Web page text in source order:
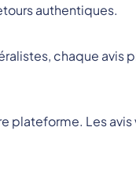
authentiques.
chaque avis
plateforme. Les